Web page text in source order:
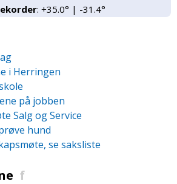
: +35.0° | -31.4°
i Herringen
på jobben
Salg og Service
hund
se saksliste
f